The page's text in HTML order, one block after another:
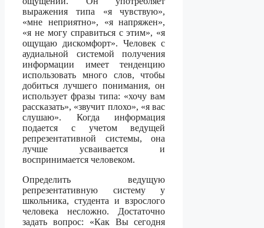
выражения типа «я чувствую»,
«мне неприятно», «я напряжен»,
«я не могу справиться с этим», «я
ощущаю дискомфорт». Человек с
аудиальной системой получения
информации имеет тенденцию
использовать много слов, чтобы
добиться лучшего понимания, он
использует фразы типа: «хочу вам
рассказать», «звучит плохо», «я вас
слушаю». Когда информация
подается с учетом ведущей
репрезентативной системы, она
лучше усваивается и
воспринимается человеком.
Определить ведущую
репрезентативную систему у
школьника, студента и взрослого
человека несложно. Достаточно
задать вопрос: «Как Вы сегодня